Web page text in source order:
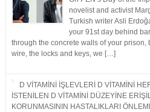
novelist and activist
Turkish writer Asli
your 91st day behind
through the concrete walls of your prison,
wire, the locks and keys, we […]
D VİTAMİNİ İŞLEVLERİ D VİTAMİNİ
İSTENİLEN D VİTAMİNİ DÜZEYİNE
KORUNMASININ HASTALIKLARI